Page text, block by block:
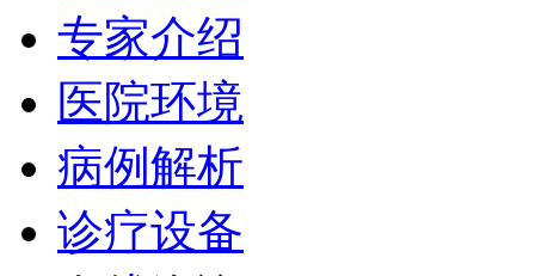
专家介绍
医院环境
病例解析
诊疗设备